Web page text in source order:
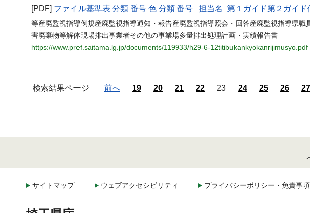
[PDF] ファイル基準表 分類 番号 色 分類 番号 担当名 第１ガイド第２ガイド
等産廃監視指導例規産廃監視指導通知・報告産廃監視指導照会・回答産廃監視指導県職
害廃棄物等解体現場排出事業者その他の事業場多量排出処理計画・実績報告書
https://www.pref.saitama.lg.jp/documents/119933/h29-6-12titibukankyokanrijimusyo.pdf
検索結果ページ 前へ 19 20 21 22 23 24 25 26 27
サイトマップ ウェブアクセシビリティ プライバシーポリシー・免責事項